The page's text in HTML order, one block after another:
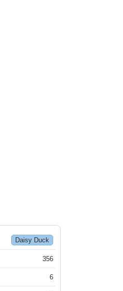
Daisy Duck
356
6